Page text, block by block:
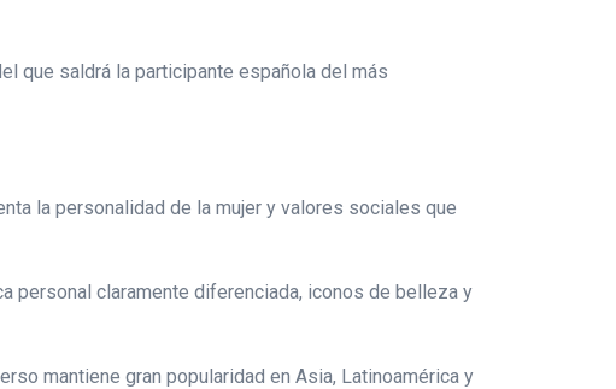
que saldrá la participante española del más
la personalidad de la mujer y valores sociales que
personal claramente diferenciada, iconos de belleza y
mantiene gran popularidad en Asia, Latinoamérica y